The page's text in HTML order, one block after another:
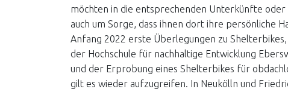
möchten in die entsprechenden Unterkünfte
auch um Sorge, dass ihnen dort ihre persönliche
Anfang 2022 erste Überlegungen zu
der Hochschule für nachhaltige Entwicklung
und der Erprobung eines Shelterbikes für
gilt es wieder aufzugreifen. In Neukölln und